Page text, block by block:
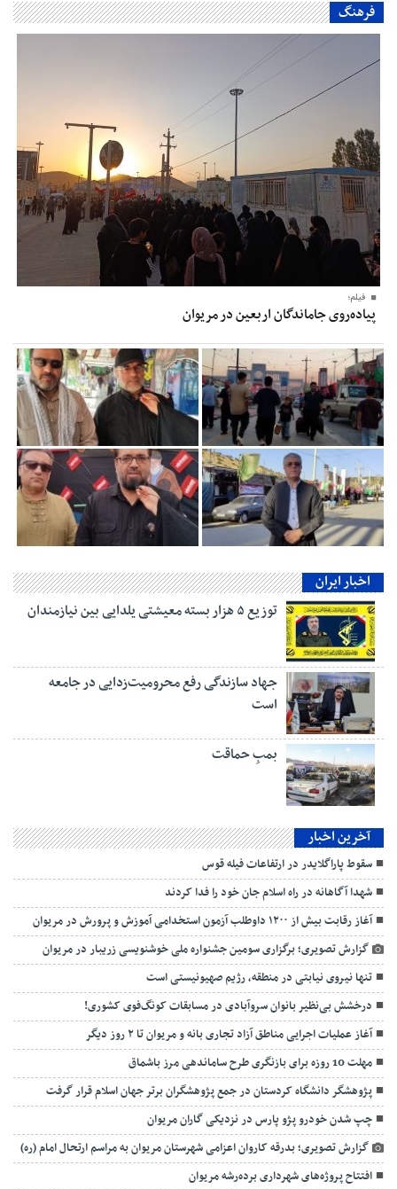
فرهنگ
فیلم؛
پیاده‌روی جاماندگان اربعین در مریوان
اخبار ایران
توزیع ۵ هزار بسته معیشتی یلدایی بین نیازمندان
جهاد سازندگی رفع محرومیت‌زدایی در جامعه
است
بمبِ حماقت
آخرین اخبار
سقوط پاراگلایدر در ارتفاعات فیله قوس
شهدا آگاهانه در راه اسلام جان خود را فدا کردند
آغاز رقابت بیش از ۱۲۰۰ داوطلب آزمون استخدامی آموزش و پرورش در مریوان
گزارش تصویری؛ برگزاری سومین جشنواره ملی خوشنویسی زریبار در مریوان
تنها نیروی نیابتی در منطقه، رژیم صهیونیستی است
درخشش بی‌نظیر بانوان سروآبادی در مسابقات کونگ‌فوی کشوری!
آغاز عملیات اجرایی مناطق آزاد تجاری بانه و مریوان تا ۲ روز دیگر
مهلت 10 روزه برای بازنگری طرح ساماندهی مرز باشماق
پژوهشگر دانشگاه کردستان در جمع پژوهشگران برتر جهان اسلام قرار گرفت
چپ شدن خودرو پژو پارس در نزدیکی گاران مریوان
گزارش تصویری؛ بدرقه کاروان اعزامی شهرستان مریوان به مراسم ارتحال امام (ره)
افتتاح پروژه‌های شهرداری برده‌رشه مریوان